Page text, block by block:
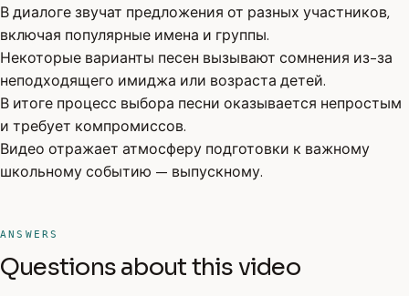
В диалоге звучат предложения от разных участников,
включая популярные имена и группы.
Некоторые варианты песен вызывают сомнения из-за
неподходящего имиджа или возраста детей.
В итоге процесс выбора песни оказывается непростым
и требует компромиссов.
Видео отражает атмосферу подготовки к важному
школьному событию — выпускному.
ANSWERS
Questions about this video